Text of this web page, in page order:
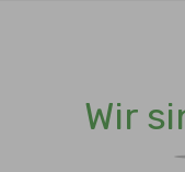
Wir